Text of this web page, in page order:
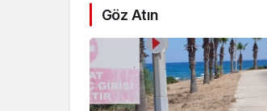
Göz Atın